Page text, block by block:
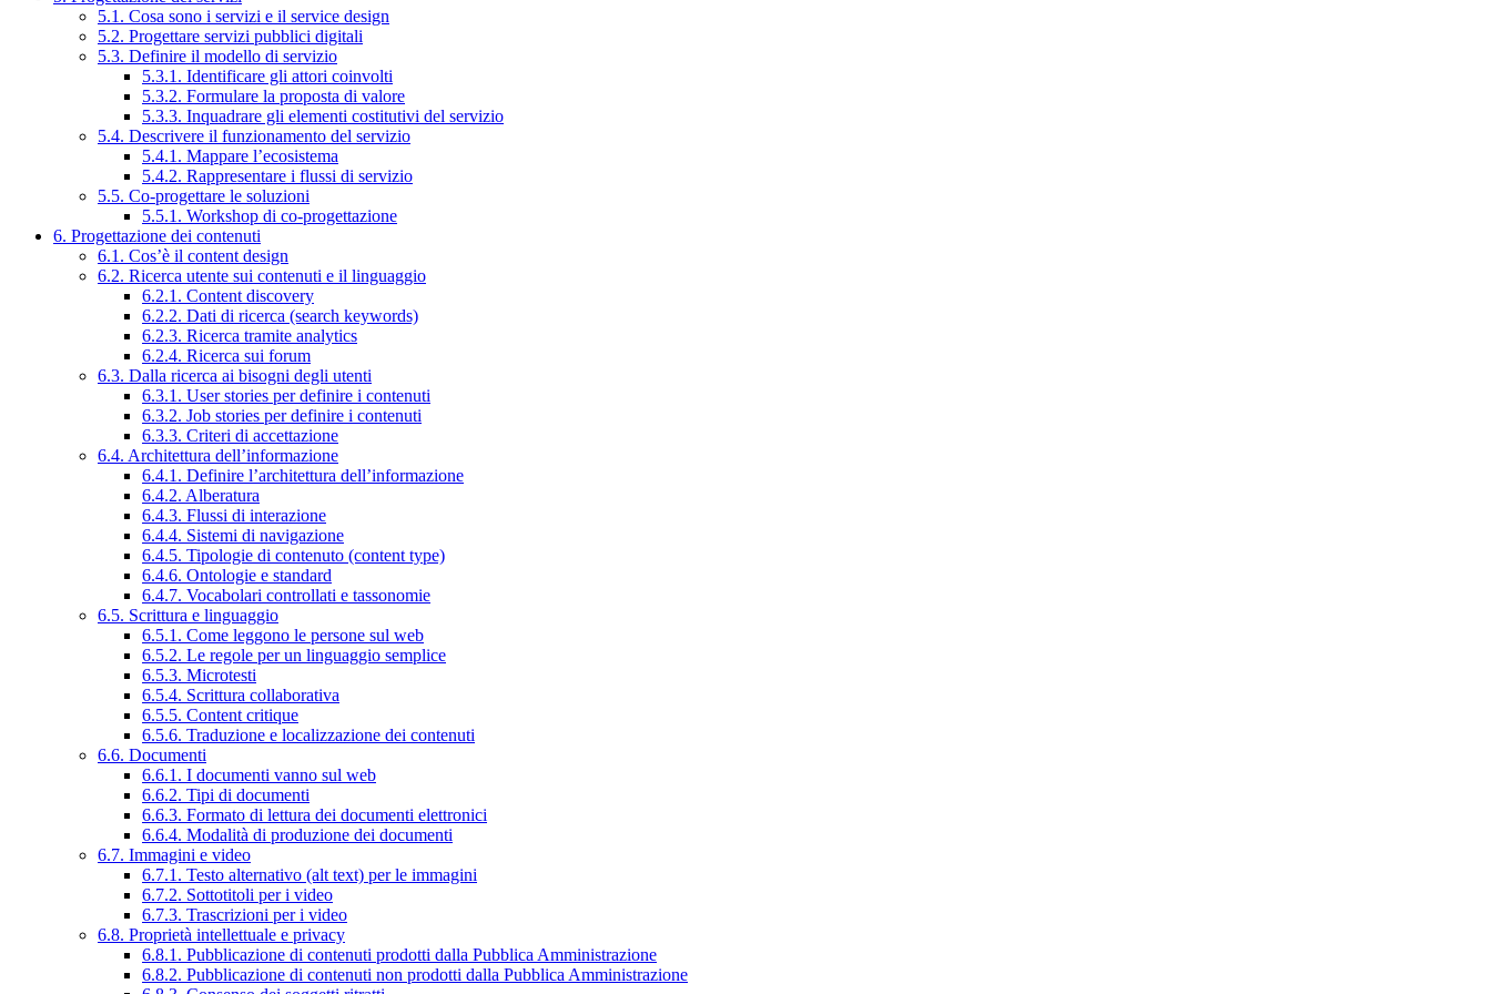
5.1. Cosa sono i servizi e il service design
5.2. Progettare servizi pubblici digitali
5.3. Definire il modello di servizio
5.3.1. Identificare gli attori coinvolti
5.3.2. Formulare la proposta di valore
5.3.3. Inquadrare gli elementi costitutivi del servizio
5.4. Descrivere il funzionamento del servizio
5.4.1. Mappare l’ecosistema
5.4.2. Rappresentare i flussi di servizio
5.5. Co-progettare le soluzioni
5.5.1. Workshop di co-progettazione
6. Progettazione dei contenuti
6.1. Cos’è il content design
6.2. Ricerca utente sui contenuti e il linguaggio
6.2.1. Content discovery
6.2.2. Dati di ricerca (search keywords)
6.2.3. Ricerca tramite analytics
6.2.4. Ricerca sui forum
6.3. Dalla ricerca ai bisogni degli utenti
6.3.1. User stories per definire i contenuti
6.3.2. Job stories per definire i contenuti
6.3.3. Criteri di accettazione
6.4. Architettura dell’informazione
6.4.1. Definire l’architettura dell’informazione
6.4.2. Alberatura
6.4.3. Flussi di interazione
6.4.4. Sistemi di navigazione
6.4.5. Tipologie di contenuto (content type)
6.4.6. Ontologie e standard
6.4.7. Vocabolari controllati e tassonomie
6.5. Scrittura e linguaggio
6.5.1. Come leggono le persone sul web
6.5.2. Le regole per un linguaggio semplice
6.5.3. Microtesti
6.5.4. Scrittura collaborativa
6.5.5. Content critique
6.5.6. Traduzione e localizzazione dei contenuti
6.6. Documenti
6.6.1. I documenti vanno sul web
6.6.2. Tipi di documenti
6.6.3. Formato di lettura dei documenti elettronici
6.6.4. Modalità di produzione dei documenti
6.7. Immagini e video
6.7.1. Testo alternativo (alt text) per le immagini
6.7.2. Sottotitoli per i video
6.7.3. Trascrizioni per i video
6.8. Proprietà intellettuale e privacy
6.8.1. Pubblicazione di contenuti prodotti dalla Pubblica Amministrazione
6.8.2. Pubblicazione di contenuti non prodotti dalla Pubblica Amministrazione